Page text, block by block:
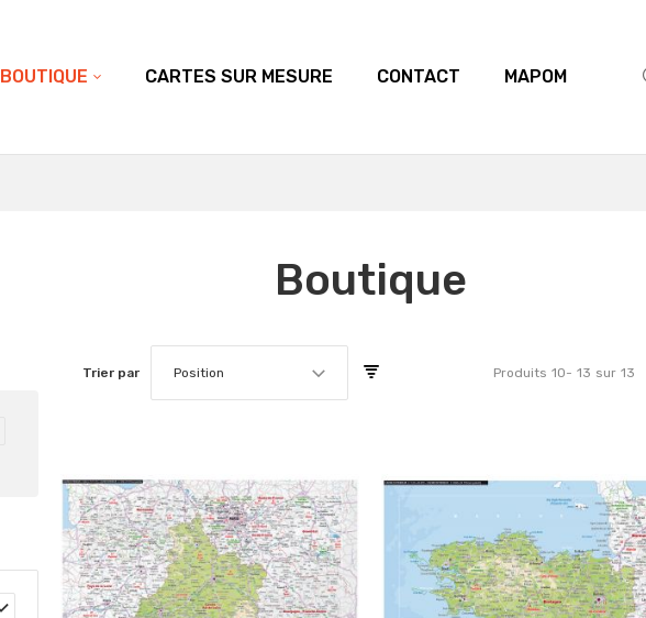
BOUTIQUE CARTES SUR MESURE CONTACT MAPOM
Boutique
Trier par Position Produits 10- 13 sur 13